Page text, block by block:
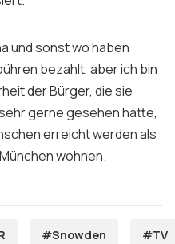
und sonst wo haben
bezahlt, aber ich bin
der Bürger, die sie
gerne gesehen hätte,
erreicht werden als
wohnen.
#Snowden #TV